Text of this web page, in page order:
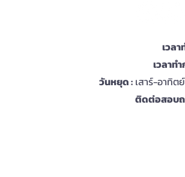
เวลา
เวลาท
วันหยุด : เสาร์-อาทิต
ติดต่อสอบ